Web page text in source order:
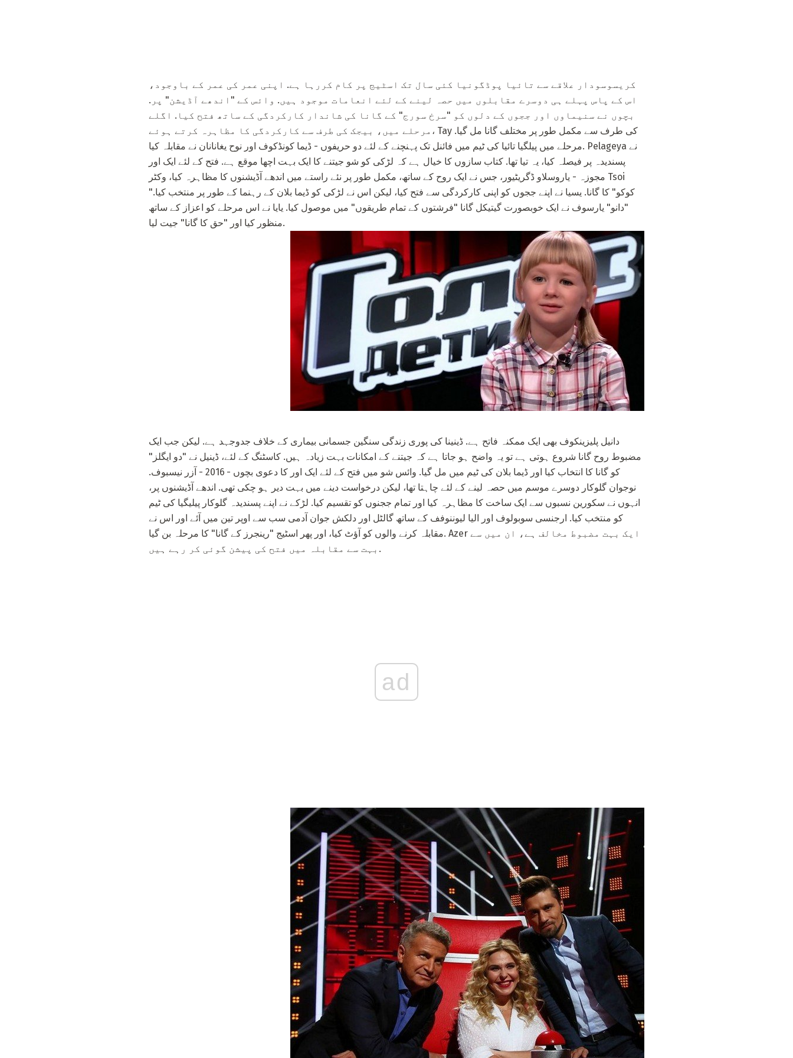
کریسوسودار علاقے سے تائیا پوڈگونیا کئی سال تک اسٹیج پر کام کررہا ہے. اپنی عمر کی عمر کے باوجود،
اس کے پاس پہلے ہی دوسرے مقابلوں میں حصہ لینے کے لئے انعامات موجود ہیں. وائس کے "اندھے آڈیشن" پر.
بچوں نے سنیماوں اور ججوں کے دلوں کو "سرخ سورج" کے گانا کی شاندار کارکردگی کے ساتھ فتح کیا. اگلے
مرحلے میں، بیجک کی طرف سے کارکردگی کا مظاہرہ کرتے ہوئے، Tay کی طرف سے مکمل طور پر مختلف گانا مل گیا.
مرحلے میں پیلگیا تائیا کی ٹیم میں فائنل تک پہنچنے کے لئے دو حریفوں - ڈیما کونڈکوف اور نوح یغانانان نے مقابلہ کیا. Pelageya نے
پسندیدہ پر فیصلہ کیا، یہ تیا تھا. کتاب سازوں کا خیال ہے کہ لڑکی کو شو جیتنے کا ایک بہت اچھا موقع ہے. فتح کے لئے ایک اور
مجوزہ - یاروسلاو ڈگریٹیور، جس نے ایک روح کے ساتھ، مکمل طور پر نئے راستے میں اندھے آڈیشنوں کا مظاہرہ کیا، وکٹر Tsoi
"کوکو" کا گانا. یسیا نے اپنے ججوں کو اپنی کارکردگی سے فتح کیا، لیکن اس نے لڑکی کو ڈیما بلان کے رہنما کے طور پر منتخب کیا.
"دانو" یارسوف نے ایک خوبصورت گیتیکل گانا "فرشتوں کے تمام طریقوں" میں موصول کیا. یایا نے اس مرحلے کو اعزاز کے ساتھ
منظور کیا اور "حق کا گانا" جیت لیا.
دانیل پلیزینکوف بھی ایک ممکنہ فاتح ہے. ڈینینا کی پوری زندگی سنگین جسمانی بیماری کے خلاف جدوجہد ہے. لیکن جب ایک
مضبوط روح گانا شروع ہوتی ہے تو یہ واضح ہو جاتا ہے کہ جیتنے کے امکانات بہت زیادہ ہیں. کاسٹنگ کے لئے، ڈینیل نے "دو ایگلز"
کو گانا کا انتخاب کیا اور ڈیما بلان کی ٹیم میں مل گیا. وائس شو میں فتح کے لئے ایک اور کا دعوی بچوں - 2016 - آزر نیسبوف.
نوجوان گلوکار دوسرے موسم میں حصہ لینے کے لئے چاہتا تھا، لیکن درخواست دینے میں بہت دیر ہو چکی تھی. اندھے آڈیشنوں پر،
انہوں نے سکورین نسبوں سے ایک ساخت کا مظاہرہ کیا اور تمام ججنوں کو تقسیم کیا. لڑکے نے اپنے پسندیدہ گلوکار پیلیگیا کی ٹیم
کو منتخب کیا. ارجنسی سوبولوف اور الیا لیوننوفف کے ساتھ گالٹل اور دلکش جوان آدمی سب سے اوپر تین میں آئے اور اس نے
مقابلہ کرنے والوں کو آؤٹ کیا، اور پھر اسٹیج "رینجرز کے گانا" کا مرحلہ بن گیا. Azer ایک بہت مضبوط مخالف ہے، ان میں سے
بہت سے مقابلہ میں فتح کی پیشن گوئی کر رہے ہیں.
ad